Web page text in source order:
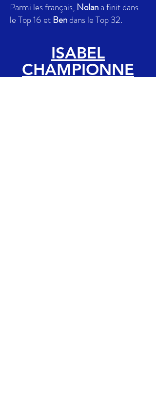
Parmi les français, Nolana finit dans
le Top 16 et Bendans le Top 32.
ISABEL
CHAMPIONNE